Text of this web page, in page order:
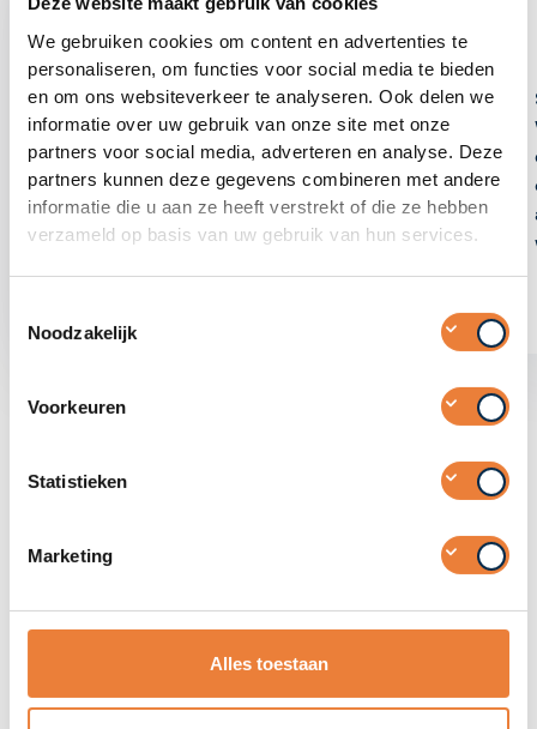
We gebruiken cookies om content en advertenties te
personaliseren, om functies voor social media te bieden
en om ons websiteverkeer te analyseren. Ook delen we
informatie over uw gebruik van onze site met onze
partners voor social media, adverteren en analyse. Deze
partners kunnen deze gegevens combineren met andere
informatie die u aan ze heeft verstrekt of die ze hebben
verzameld op basis van uw gebruik van hun services.
Noodzakelijk
Voorkeuren
Statistieken
Marketing
Alles toestaan
Kennismaking
Een persoonlijke klik is voor ons erg
belangrijk. Daarom maken we graag altijd
eerst fysiek kennis met elkaar. En horen
we graag wat het DNA is van jullie
organisatie of bedrijf.